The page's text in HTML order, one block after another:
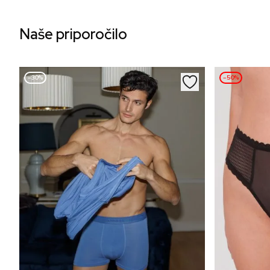
Naše priporočilo
–30% –50%